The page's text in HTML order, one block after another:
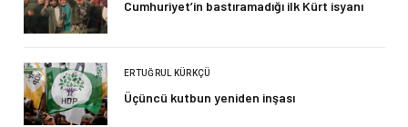
Cumhuriyet’in bastıramadığı ilk Kürt isyanı
ERTUĞRUL KÜRKÇÜ
Üçüncü kutbun yeniden inşası